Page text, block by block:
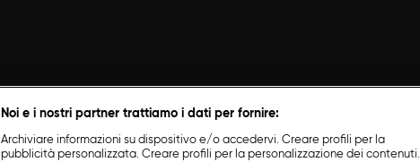
Noi e i nostri partner trattiamo i dati per fornire:
Archiviare informazioni su dispositivo e/o accedervi. Creare profili per la
pubblicità personalizzata. Creare profili per la personalizzazione dei contenuti.